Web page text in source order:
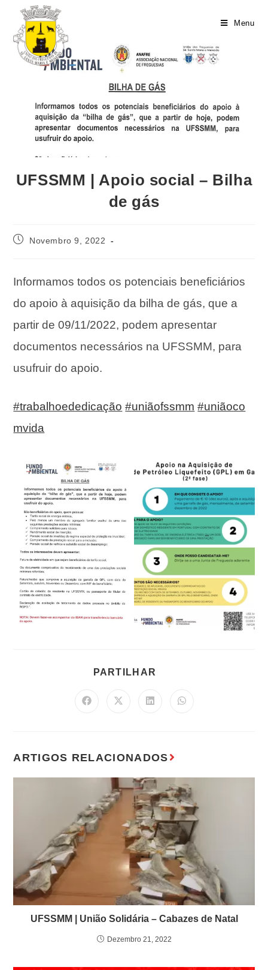
Menu
UFSSMM | Apoio social – Bilha
de gás
Novembro 9, 2022
Informamos todos os potenciais beneficiários
do apoio à aquisição da bilha de gás, que a
partir de 09/11/2022, podem apresentar
documentos necessários na UFSSMM, para
usufruir do apoio.
#trabalhoededicação #uniãofssmm #uniãoco
mvida
UFSSMM | União Solidária – Cabazes de Natal
Dezembro 21, 2022